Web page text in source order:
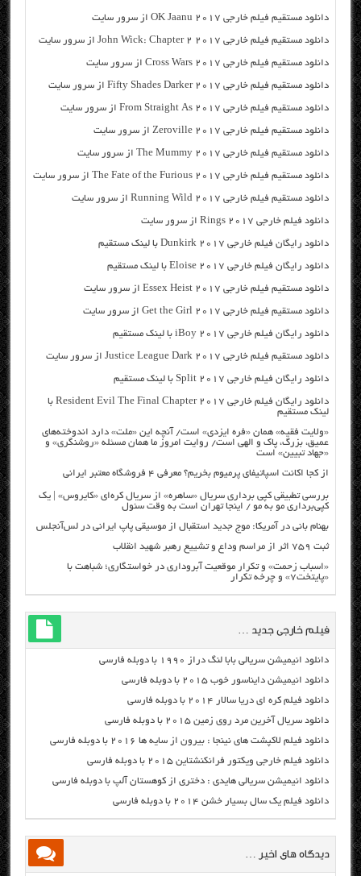
دانلود مستقیم فیلم خارجی OK Jaanu 2017 از سرور سایت
دانلود مستقیم فیلم خارجی John Wick: Chapter 2 2017 از سرور سایت
دانلود مستقیم فیلم خارجی Cross Wars 2017 از سرور سایت
دانلود مستقیم فیلم خارجی Fifty Shades Darker 2017 از سرور سایت
دانلود مستقیم فیلم خارجی From Straight As 2017 از سرور سایت
دانلود مستقیم فیلم خارجی Zeroville 2017 از سرور سایت
دانلود مستقیم فیلم خارجی The Mummy 2017 از سرور سایت
دانلود مستقیم فیلم خارجی The Fate of the Furious 2017 از سرور سایت
دانلود مستقیم فیلم خارجی Running Wild 2017 از سرور سایت
دانلود فیلم خارجی Rings 2017 از سرور سایت
دانلود رایگان فیلم خارجی Dunkirk 2017 با لینک مستقیم
دانلود رایگان فیلم خارجی Eloise 2017 با لینک مستقیم
دانلود مستقیم فیلم خارجی Essex Heist 2017 از سرور سایت
دانلود مستقیم فیلم خارجی Get the Girl 2017 از سرور سایت
دانلود رایگان فیلم خارجی iBoy 2017 با لینک مستقیم
دانلود مستقیم فیلم خارجی Justice League Dark 2017 از سرور سایت
دانلود رایگان فیلم خارجی Split 2017 با لینک مستقیم
دانلود رایگان فیلم خارجی Resident Evil The Final Chapter 2017 با
لینک مستقیم
«ولایت فقیه» همان «فره ایزدی» است/ آنچه این «ملت» دارد اندوخته‌های
عمیق، بزرگ، پاک و الهی است/ روایت امروز ما همان مسئله «روشنگری» و
«جهاد تبیین» است
از کجا اکانت اسپاتیفای پرمیوم بخریم؟ معرفی ۴ فروشگاه معتبر ایرانی
بررسی تطبیقی کپی برداری سریال «ساهره» از سریال کره‌ای «کایروس» | یک
کپی‌برداری مو به مو / اینجا تهران است به وقت سئول
بهنام بانی در آمریکا: موج جدید استقبال از موسیقی پاپ ایرانی در لس‌آنجلس
ثبت ۷۵۹ اثر از مراسم وداع و تشییع رهبر شهید انقلاب
«اسباب زحمت» و تکرار موقعیت آبروداری در خواستگاری؛ شباهت با
«پایتخت۷» و چرخه تکرار
فیلم خارجی جدید …
دانلود انیمیشن سریالی بابا لنگ دراز ۱۹۹۰ با دوبله فارسی
دانلود انیمیشن دایناسور خوب ۲۰۱۵ با دوبله فارسی
دانلود فیلم کره ای دریا سالار ۲۰۱۴ با دوبله فارسی
دانلود سریال آخرین مرد روی زمین ۲۰۱۵ با دوبله فارسی
دانلود فیلم لاکپشت های نینجا : بیرون از سایه ها ۲۰۱۶ با دوبله فارسی
دانلود فیلم خارجی ویکتور فرانکنشتاین ۲۰۱۵ با دوبله فارسی
دانلود انیمیشن سریالی هایدی : دختری از کوهستان آلپ با دوبله فارسی
دانلود فیلم یک سال بسیار خشن ۲۰۱۴ با دوبله فارسی
دیدگاه های اخیر …